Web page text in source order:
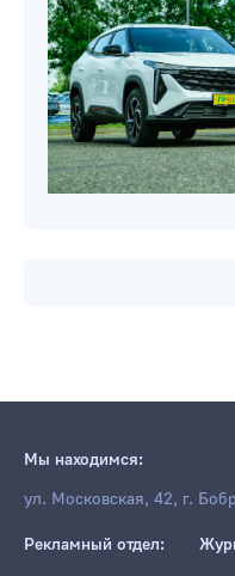
Мы находимся:
ул. Московская, 42, г.
Рекламный отдел: